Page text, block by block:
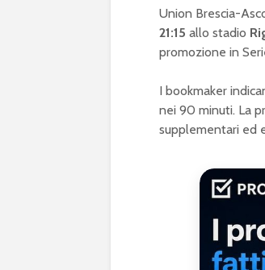
Union Brescia-
21:15 allo stadio
promozione in
I bookmaker
nei 90 minuti. La
supplementari ed